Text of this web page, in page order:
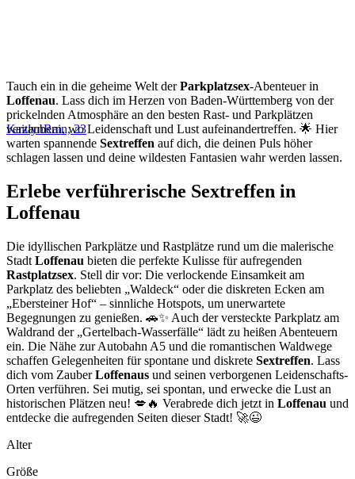
KaitlynRain, 23
Tauch ein in die geheime Welt derParkplatzsex-Abenteuer in
Loffenau. Lass dich im Herzen von Baden-Württemberg von der
prickelnden Atmosphäre an den besten Rast- und Parkplätzen
verzaubern, wo Leidenschaft und Lust aufeinandertreffen. 🌟 Hier
warten spannende Sextreffen auf dich, die deinen Puls höher
schlagen lassen und deine wildesten Fantasien wahr werden lassen.
Erlebe verführerische Sextreffen in
Loffenau
Die idyllischen Parkplätze und Rastplätze rund um die malerische
Stadt Loffenau bieten die perfekte Kulisse für aufregenden
Rastplatzsex. Stell dir vor: Die verlockende Einsamkeit am
Parkplatz des beliebten „Waldeck“ oder die diskreten Ecken am
„Ebersteiner Hof“ – sinnliche Hotspots, um unerwartete
Begegnungen zu genießen. 🚗✨ Auch der versteckte Parkplatz am
Waldrand der „Gertelbach-Wasserfälle“ lädt zu heißen Abenteuern
ein. Die Nähe zur Autobahn A5 und die romantischen Waldwege
schaffen Gelegenheiten für spontane und diskrete Sextreffen. Lass
dich vom ZauberLoffenaus und seinen verborgenen Leidenschafts-
Orten verführen. Sei mutig, sei spontan, und erwecke die Lust an
historischen Plätzen neu! 💋🔥 Verabrede dich jetzt in Loffenau und
entdecke die aufregenden Seiten dieser Stadt! 🚀😉
Alter
Größe